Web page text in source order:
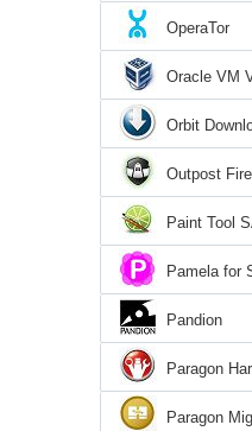
OperaTor
Oracle VM
Orbit
Outpost
Paint Tool
Pamela for
Pandion
Paragon
Paragon